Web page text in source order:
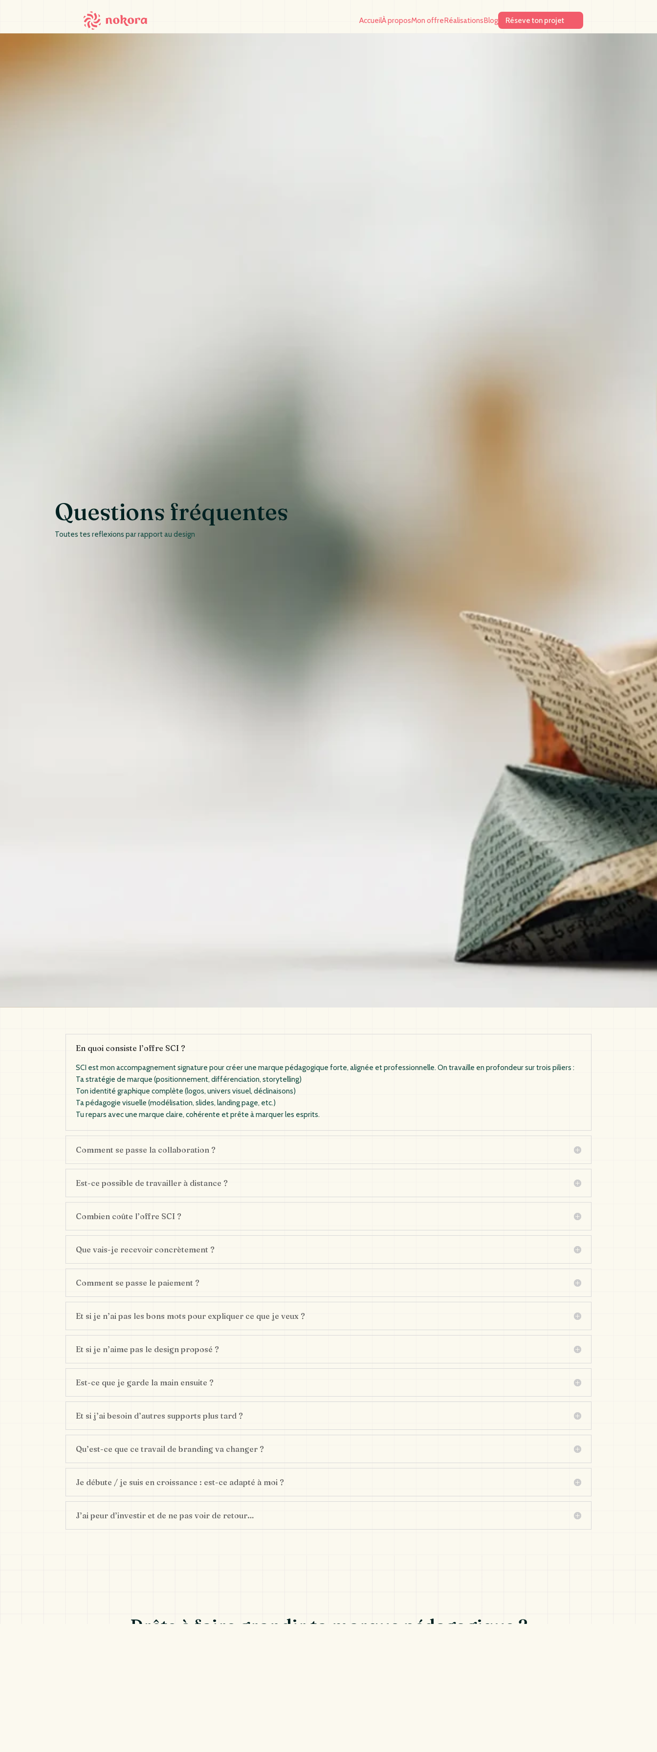
AccueilÀ proposMon offreRéalisationsBlog Réseve ton projet
AccueilÀ propos Mon offre Réalisations Blog Réseve ton projet
Questions fréquentes
Toutes tes reflexions par rapport au design
En quoi consiste l’offre SCI ?
SCI est mon accompagnement signature pour créer une marque pédagogique forte, alignée et professionnelle. On travaille en profondeur sur trois piliers :
Ta stratégie de marque (positionnement, différenciation, storytelling)
Ton identité graphique complète (logos, univers visuel, déclinaisons)
Ta pédagogie visuelle (modélisation, slides, landing page, etc.)
Tu repars avec une marque claire, cohérente et prête à marquer les esprits.
Comment se passe la collaboration ?
Est-ce possible de travailler à distance ?
Combien coûte l’offre SCI ?
Que vais-je recevoir concrètement ?
Comment se passe le paiement ?
Et si je n’ai pas les bons mots pour expliquer ce que je veux ?
Et si je n’aime pas le design proposé ?
Est-ce que je garde la main ensuite ?
Et si j’ai besoin d’autres supports plus tard ?
Qu’est-ce que ce travail de branding va changer ?
Je débute / je suis en croissance : est-ce adapté à moi ?
J’ai peur d’investir et de ne pas voir de retour…
Prête à faire grandir ta marque pédagogique ?